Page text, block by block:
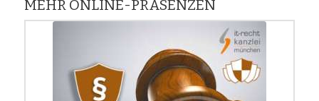
MEHR ONLINE-PRÄSENZEN